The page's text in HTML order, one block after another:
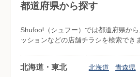
都道府県から探す
Shufoo!（シュフー）では都道府県か
ッションなどの店舗チラシを検索でき
北海道・東北 北海道 青森県